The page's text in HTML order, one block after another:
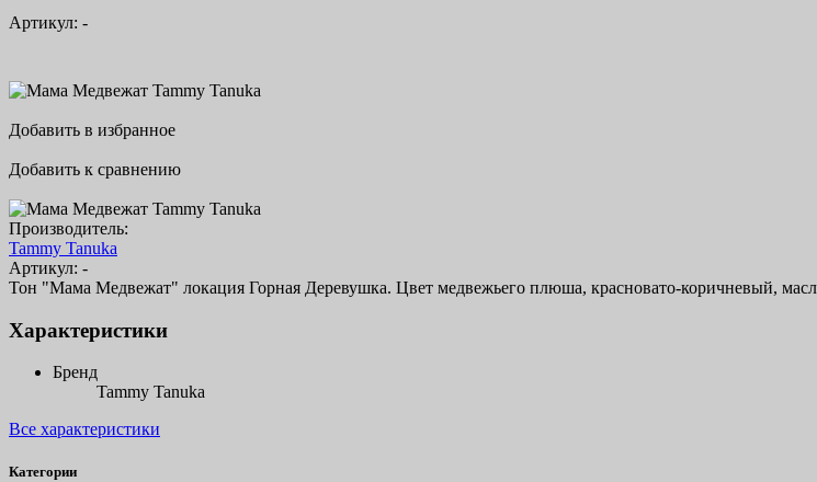
Артикул: -
Добавить в избранное
Добавить к сравнению
Производитель:
Tammy Tanuka
Артикул: -
Тон "Мама Медвежат" локация Горная Деревушка. Цвет медвежьего плюша, красновато-коричневый,
Характеристики
Бренд
Tammy Tanuka
Все характеристики
Категории